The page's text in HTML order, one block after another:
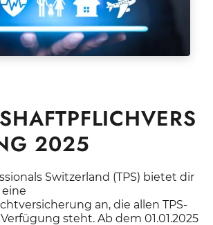
2025
Switzerland (TPS) bietet dir
an, die allen TPS-
steht. Ab dem 01.01.2025